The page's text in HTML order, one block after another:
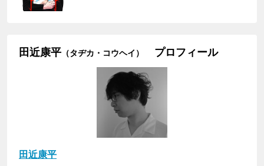
田近康平 （タヂカ・コウヘイ） プロフィール
田近康平